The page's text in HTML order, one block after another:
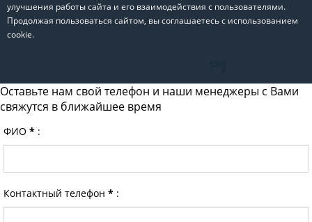
улучшения работы сайта и его взаимодействия с пользователями.
Продолжая пользоваться сайтом, вы соглашаетесь с использованием
cookie.
Оставьте нам свой телефон и наши менеджеры с Вами
свяжутся в ближайшее время
ФИО * :
Контактный телефон * :